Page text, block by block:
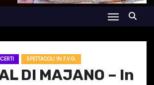
SPETTACOLI IN F.V.G.
DI MAJANO – In